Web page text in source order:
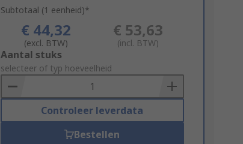
Subtotaal (1 eenheid)*
€ 44,32
(excl. BTW)
€ 53,63
(incl. BTW)
Add
to
Basket
Aantal stuks
selecteer of typ hoeveelheid
Controleer leverdata
Bestellen